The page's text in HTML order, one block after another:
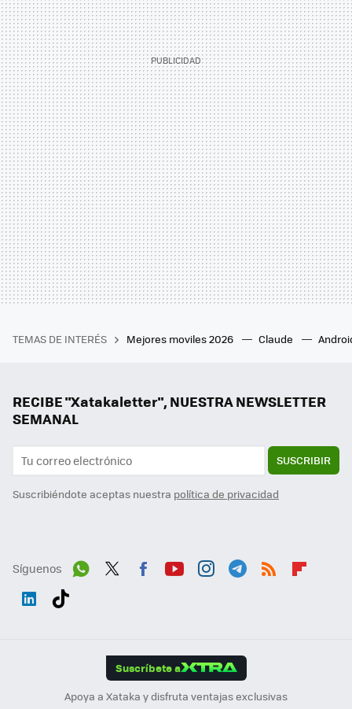
TEMAS DE INTERÉS Mejores moviles 2026 Claude
RECIBE "Xatakaletter", NUESTRA NEWSLETTER
SEMANAL
SUSCRIBIR
Suscribiéndote aceptas nuestra política de privacidad
Síguenos
Suscríbete a
Apoya a Xataka y disfruta ventajas exclusivas